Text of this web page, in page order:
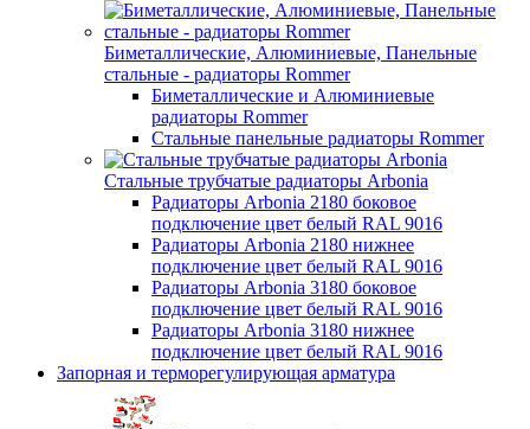
Биметаллические, Алюминиевые, Панельные
стальные - радиаторы Rommer
Биметаллические и Алюминиевые
радиаторы Rommer
Стальные панельные радиаторы Rommer
Стальные трубчатые радиаторы Arbonia
Радиаторы Arbonia 2180 боковое
подключение цвет белый RAL 9016
Радиаторы Arbonia 2180 нижнее
подключение цвет белый RAL 9016
Радиаторы Arbonia 3180 боковое
подключение цвет белый RAL 9016
Радиаторы Arbonia 3180 нижнее
подключение цвет белый RAL 9016
Запорная и терморегулирующая арматура